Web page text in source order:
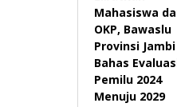
Mahasiswa
OKP, Bawaslu
Provinsi Jambi
Bahas
Pemilu 2024
Menuju 2029